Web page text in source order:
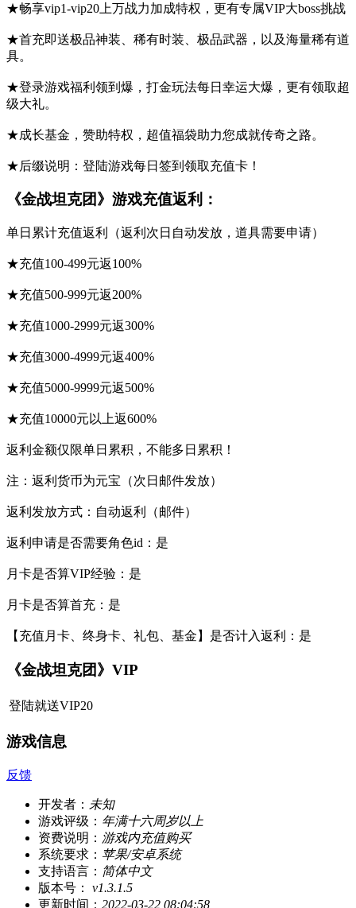
★畅享vip1-vip20上万战力加成特权，更有专属VIP大boss挑战
★首充即送极品神装、稀有时装、极品武器，以及海量稀有道
具。
★登录游戏福利领到爆，打金玩法每日幸运大爆，更有领取超
级大礼。
★成长基金，赞助特权，超值福袋助力您成就传奇之路。
★后缀说明：登陆游戏每日签到领取充值卡！
《金战坦克团》游戏充值返利：
单日累计充值返利（返利次日自动发放，道具需要申请）
★充值100-499元返100%
★充值500-999元返200%
★充值1000-2999元返300%
★充值3000-4999元返400%
★充值5000-9999元返500%
★充值10000元以上返600%
返利金额仅限单日累积，不能多日累积！
注：返利货币为元宝（次日邮件发放）
返利发放方式：自动返利（邮件）
返利申请是否需要角色id：是
月卡是否算VIP经验：是
月卡是否算首充：是
【充值月卡、终身卡、礼包、基金】是否计入返利：是
《金战坦克团》VIP
登陆就送VIP20
游戏信息
反馈
开发者： 未知
游戏评级： 年满十六周岁以上
资费说明： 游戏内充值购买
系统要求： 苹果/安卓系统
支持语言： 简体中文
版本号：
v1.3.1.5
更新时间： 2022-03-22 08:04:58